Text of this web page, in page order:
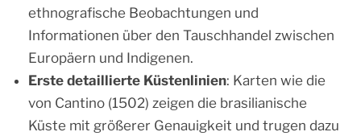
ethnografische Beobachtungen und
Informationen über den Tauschhandel zwischen
Europäern und Indigenen.
Erste detaillierte Küstenlinien: Karten wie die
von Cantino (1502) zeigen die brasilianische
Küste mit größerer Genauigkeit und trugen dazu